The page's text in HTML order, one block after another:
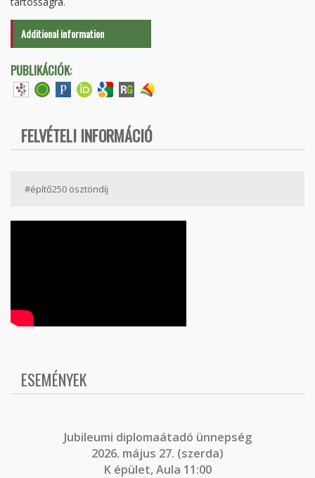
Additional information
PUBLIKÁCIÓK:
FELVÉTELI INFORMÁCIÓ
#építő250 ösztöndíj
ESEMÉNYEK
Jubileumi diplomaátadó ünnepség
2026. május 27. (szerda)
K épület, Aula 11:00